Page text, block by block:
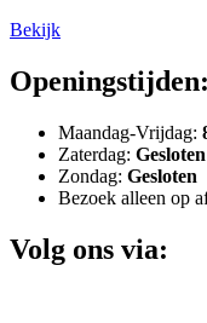
Bekijk
Openingstijden:
Maandag-Vrijdag:
Zaterdag: Gesloten
Zondag: Gesloten
Bezoek alleen op
Volg ons via: